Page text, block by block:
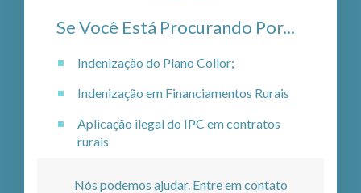
Se Você Está Procurando Por...
Indenização do Plano Collor;
Indenização em Financiamentos Rurais
Aplicação ilegal do IPC em contratos
rurais
Nós podemos ajudar. Entre em contato